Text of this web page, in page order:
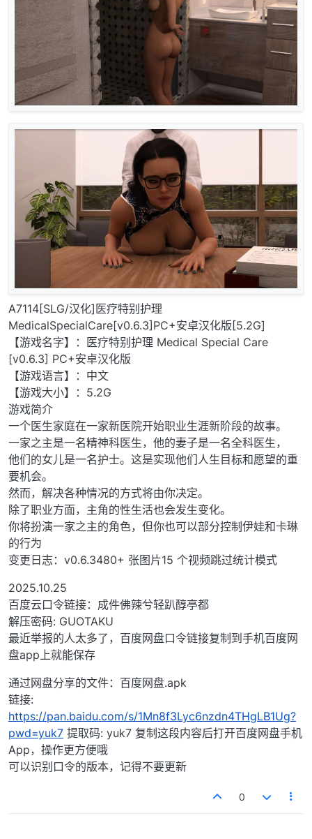
A7114[SLG/汉化]医疗特别护理
MedicalSpecialCare[v0.6.3]PC+安卓汉化版[5.2G]
【游戏名字】：医疗特别护理 Medical Special Care
[v0.6.3] PC+安卓汉化版
【游戏语言】：中文
【游戏大小】：5.2G
游戏简介
一个医生家庭在一家新医院开始职业生涯新阶段的故事。
一家之主是一名精神科医生，他的妻子是一名全科医生，
他们的女儿是一名护士。这是实现他们人生目标和愿望的重
要机会。
然而，解决各种情况的方式将由你决定。
除了职业方面，主角的性生活也会发生变化。
你将扮演一家之主的角色，但你也可以部分控制伊娃和卡琳
的行为
变更日志：v0.6.3480+ 张图片15 个视频跳过统计模式
2025.10.25
百度云口令链接：成件佛辣兮轻趴醇亭都
解压密码: GUOTAKU
最近举报的人太多了，百度网盘口令链接复制到手机百度网
盘app上就能保存
通过网盘分享的文件：百度网盘.apk
链接:
https://pan.baidu.com/s/1Mn8f3Lyc6nzdn4THgLB1Ug?
pwd=yuk7 提取码: yuk7 复制这段内容后打开百度网盘手机
App，操作更方便哦
可以识别口令的版本，记得不要更新
0